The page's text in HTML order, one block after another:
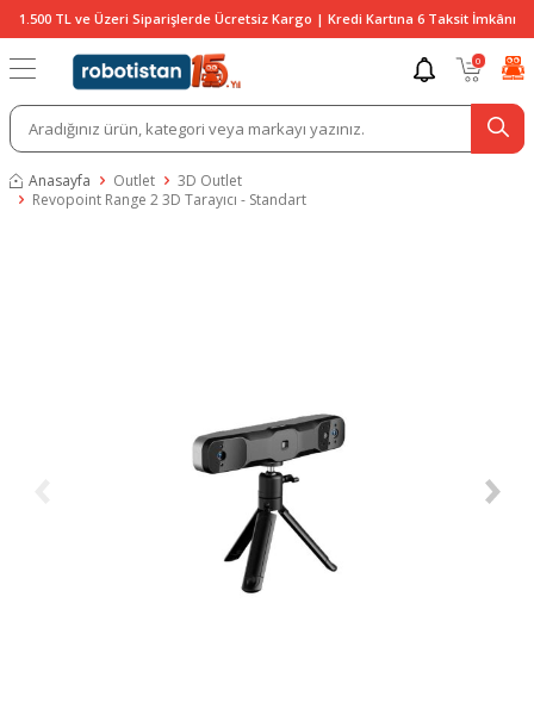
1.500 TL ve Üzeri Siparişlerde Ücretsiz Kargo | Kredi Kartına 6 Taksit İmkânı
0
Anasayfa Outlet
3D Outlet
Revopoint Range 2 3D Tarayıcı - Standart